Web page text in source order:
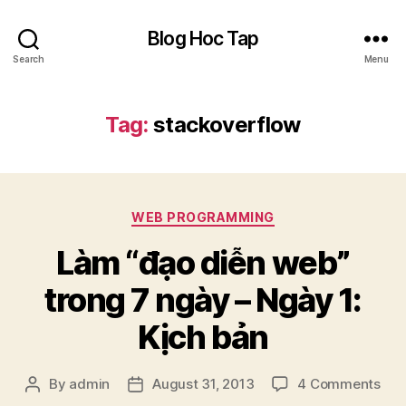
Search
Blog Hoc Tap
Menu
Tag: stackoverflow
Categories
WEB PROGRAMMING
Làm “đạo diễn web”
trong 7 ngày – Ngày 1:
Kịch bản
Post
By admin
PostAugust 31, 2013 4 Commentson